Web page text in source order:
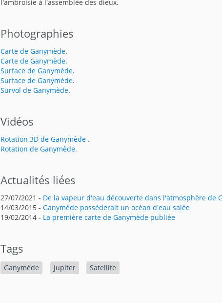
l'ambroisie à l'assemblée des dieux.
Photographies
Carte de Ganymède.
Carte de Ganymède.
Surface de Ganymède.
Surface de Ganymède.
Survol de Ganymède.
Vidéos
Rotation 3D de Ganymède .
Rotation de Ganymède.
Actualités liées
27/07/2021 - De la vapeur d'eau découverte dans l'atmosphère de
14/03/2015 - Ganymède posséderait un océan d'eau salée
19/02/2014 - La première carte de Ganymède publiée
Tags
Ganymède Jupiter Satellite